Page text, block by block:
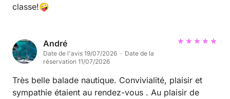
classe!🤪
André
Date de l'avis 19/07/2026 · Date de la
réservation 11/07/2026
Très belle balade nautique. Convivialité, plaisir et
sympathie étaient au rendez-vous . Au plaisir de